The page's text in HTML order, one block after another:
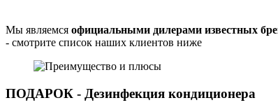
Мы являемся официальными дилерами известных
- смотрите список наших клиентов ниже
ПОДАРОК - Дезинфекция кондиционера